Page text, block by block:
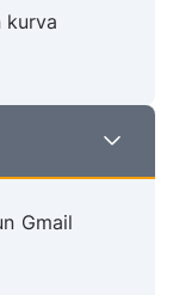
kurva
Gmail